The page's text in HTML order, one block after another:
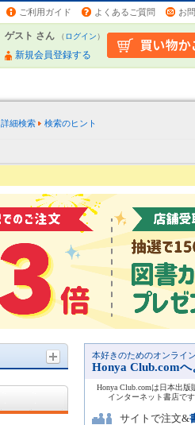
ご利用ガイド よくあるご質問 お
ゲスト さん （ログイン）
新規会員登録する
詳細検索 検索のヒント
本好きのためのオンライ
Honya Club.comへ
Honya Club.comは日本出
インターネット書店です
サイトで注文&